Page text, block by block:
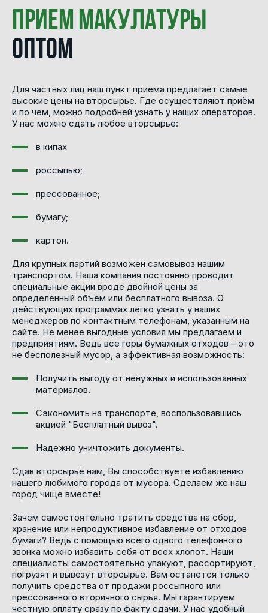
Прием макулатуры
оптом
Для частных лиц наш пункт приема предлагает самые
высокие цены на вторсырье. Где осуществляют приём
и по чем, можно подробней узнать у наших операторов.
У нас можно сдать любое вторсырье:
в кипах
россыпью;
прессованное;
бумагу;
картон.
Для крупных партий возможен самовывоз нашим
транспортом. Наша компания постоянно проводит
специальные акции вроде двойной цены за
определённый объём или бесплатного вывоза. О
действующих программах легко узнать у наших
менеджеров по контактным телефонам, указанным на
сайте. Не менее выгодные условия мы предлагаем и
предприятиям. Ведь все горы бумажных отходов – это
не бесполезный мусор, а эффективная возможность:
Получить выгоду от ненужных и использованных
материалов.
Сэкономить на транспорте, воспользовавшись
акцией "Бесплатный вывоз".
Надежно уничтожить документы.
Сдав вторсырьё нам, Вы способствуете избавлению
нашего любимого города от мусора. Сделаем же наш
город чище вместе!
Зачем самостоятельно тратить средства на сбор,
хранение или непродуктивное избавление от отходов
бумаги? Ведь с помощью всего одного телефонного
звонка можно избавить себя от всех хлопот. Наши
специалисты самостоятельно упакуют, рассортируют,
погрузят и вывезут вторсырье. Вам останется только
получить средства от продажи россыпного или
прессованного вторичного сырья. Мы гарантируем
честную оплату сразу по факту сдачи. У нас удобный